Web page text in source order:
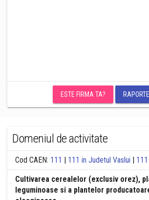
ESTE FIRMA TA?
Domeniul de activitate
Cod CAEN: 111 | 111 in Judetul Vaslui |
Cultivarea cerealelor (exclusiv orez),
leguminoase si a plantelor